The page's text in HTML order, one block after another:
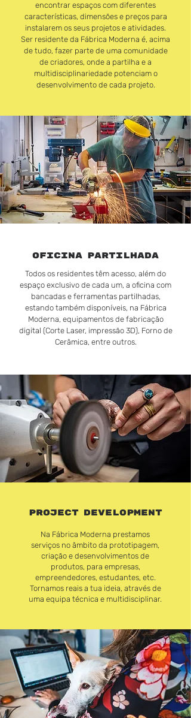
encontrar espaços com diferentes
características, dimensões e preços para
instalarem os seus projetos e atividades.
Ser residente da Fábrica Moderna é, acima
de tudo, fazer parte de uma comunidade
de criadores, onde a partilha e a
multidisciplinariedade potenciam o
desenvolvimento de cada projeto.
OFICINA PARTILHADA
Todos os residentes têm acesso, além do
espaço exclusivo de cada um, a oficina com
bancadas e ferramentas partilhadas,
estando também disponíveis, na Fábrica
Moderna, equipamentos de fabricação
digital (Corte Laser, impressão 3D), Forno de
Cerâmica, entre outros.
PROJECT DEVELOPMENT
Na Fábrica Moderna prestamos
serviços no âmbito da prototipagem,
criação e desenvolvimentos de
produtos, para empresas,
empreendedores, estudantes, etc.
Tornamos reais a tua ideia, através de
uma equipa técnica e multidisciplinar.